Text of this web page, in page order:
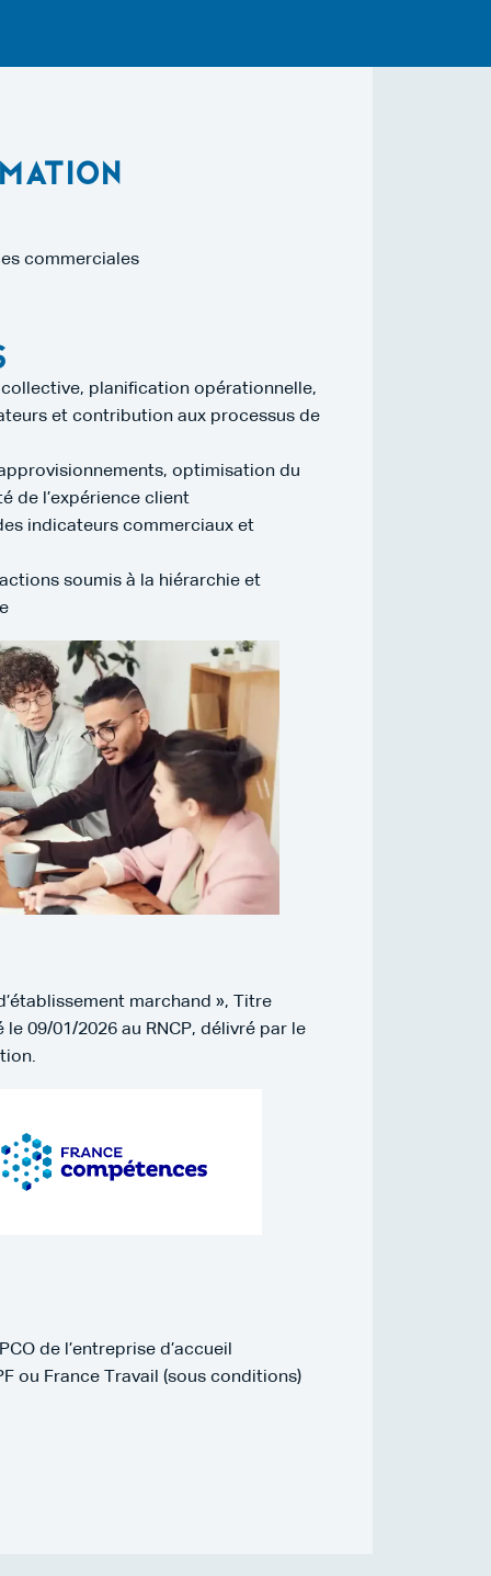
commerciales
planification opérationnelle,
et contribution aux processus de
optimisation du
de l’expérience client
indicateurs commerciaux et
soumis à la hiérarchie et
marchand », Titre
09/01/2026 au RNCP, délivré par le
de l’entreprise d’accueil
ou France Travail (sous conditions)